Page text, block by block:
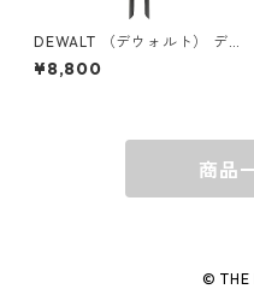
DEWALT （デウォルト） ディ
ガーショベル ファイバーハ
ンドル DXLHA2607
¥8,800
商品
© THE